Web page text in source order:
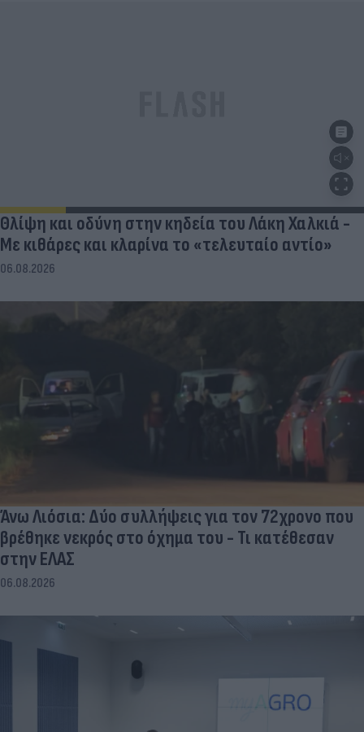
Θλίψη και οδύνη στην κηδεία του Λάκη Χαλκιά -
Με κιθάρες και κλαρίνα το «τελευταίο αντίο»
06.08.2026
Άνω Λιόσια: Δύο συλλήψεις για τον 72χρονο που
βρέθηκε νεκρός στο όχημα του - Τι κατέθεσαν
στην ΕΛΑΣ
06.08.2026